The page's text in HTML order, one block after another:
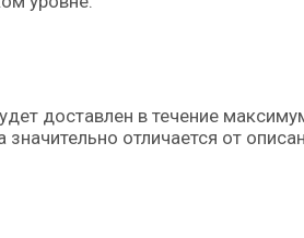
доставлен в течение
значительно отличается от